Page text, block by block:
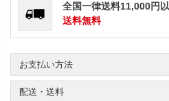
全国一律送料11,000円
送料無料
お支払い方法
配送・送料